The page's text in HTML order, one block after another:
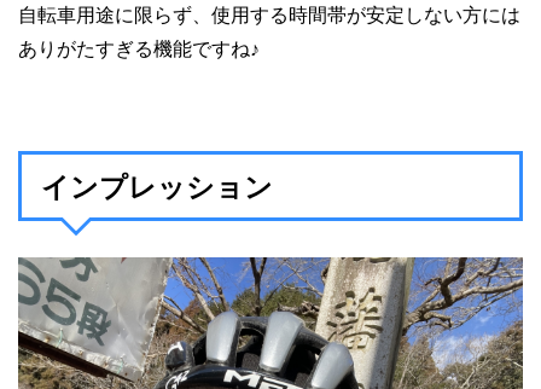
自転車用途に限らず、使用する時間帯が安定しない方には
ありがたすぎる機能ですね♪
インプレッション